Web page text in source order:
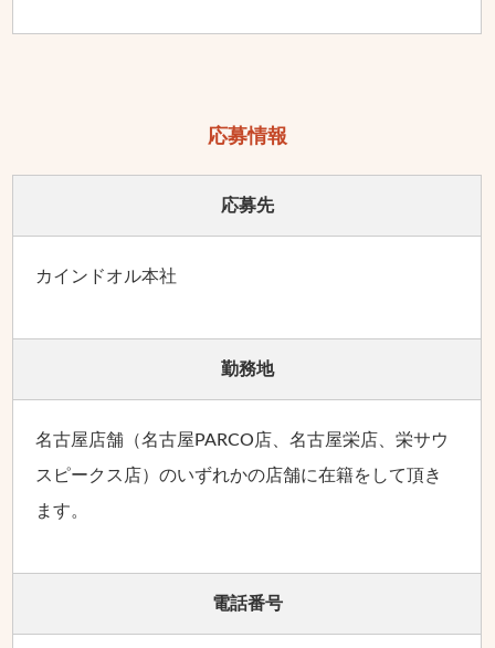
応募情報
応募先
カインドオル本社
勤務地
名古屋店舗（名古屋PARCO店、名古屋栄店、栄サウ
スピークス店）のいずれかの店舗に在籍をして頂き
ます。
電話番号